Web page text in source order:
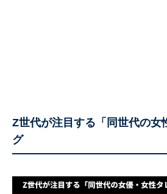
Z世代が注目する「同世代の女
グ